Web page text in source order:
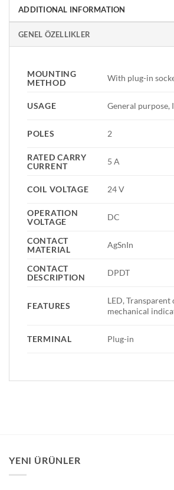
ADDITIONAL INFORMATION
GENEL ÖZELLIKLER
MOUNTING
METHOD
With plug-in
USAGE General purpose,
POLES 2
RATED CARRY
CURRENT
5 A
COIL VOLTAGE 24 V
OPERATION
VOLTAGE
DC
CONTACT
MATERIAL
AgSnIn
CONTACT
DESCRIPTION
DPDT
FEATURES
LED, Transparent
mechanical
TERMINAL Plug-in
YENI ÜRÜNLER